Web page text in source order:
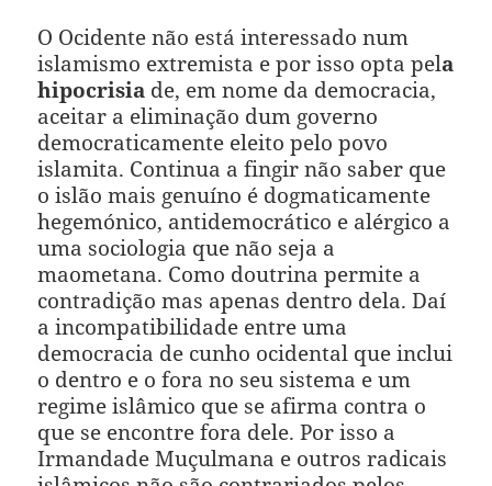
O Ocidente não está interessado num
islamismo extremista e por isso opta pela
hipocrisia de, em nome da democracia,
aceitar a eliminação dum governo
democraticamente eleito pelo povo
islamita. Continua a fingir não saber que
o islão mais genuíno é dogmaticamente
hegemónico, antidemocrático e alérgico a
uma sociologia que não seja a
maometana. Como doutrina permite a
contradição mas apenas dentro dela. Daí
a incompatibilidade entre uma
democracia de cunho ocidental que inclui
o dentro e o fora no seu sistema e um
regime islâmico que se afirma contra o
que se encontre fora dele. Por isso a
Irmandade Muçulmana e outros radicais